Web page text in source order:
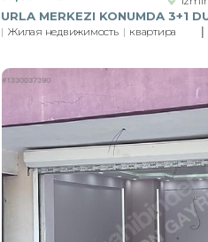
Жилая недвижимость квартира